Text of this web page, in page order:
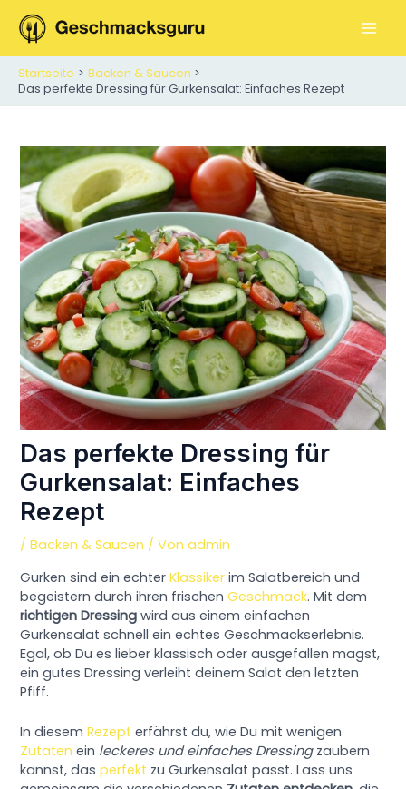
Inhalt
springen
N
M
E
N
U
Startseite
Backen & Saucen
Das perfekte Dressing für Gurkensalat: Einfaches Rezept
Das perfekte Dressing für
Gurkensalat: Einfaches
Rezept
/Backen & Saucen / Vonadmin
Gurken sind ein echterKlassiker im Salatbereich und
begeistern durch ihren frischenGeschmack. Mit dem
richtigen Dressing wird aus einem einfachen
Gurkensalat schnell ein echtes Geschmackserlebnis.
Egal, ob Du es lieber klassisch oder ausgefallen magst,
ein gutes Dressing verleiht deinem Salat den letzten
Pfiff.
In diesemRezept erfährst du, wie Du mit wenigen
Zutaten ein leckeres und einfaches Dressingzaubern
kannst, dasperfekt zu Gurkensalat passt. Lass uns